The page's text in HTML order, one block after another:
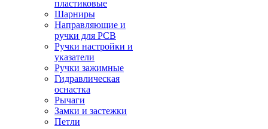
пластиковые
Шарниры
Направляющие и
ручки для PCB
Ручки настройки и
указатели
Ручки зажимные
Гидравлическая
оснастка
Рычаги
Замки и застежки
Петли